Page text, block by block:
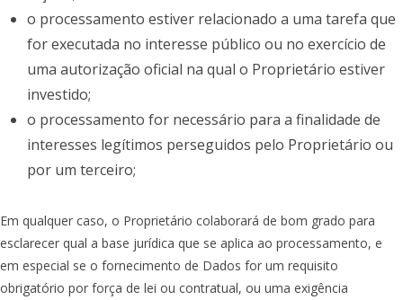
o processamento estiver relacionado a uma tarefa que
for executada no interesse público ou no exercício de
uma autorização oficial na qual o Proprietário estiver
investido;
o processamento for necessário para a finalidade de
interesses legítimos perseguidos pelo Proprietário ou
por um terceiro;
Em qualquer caso, o Proprietário colaborará de bom grado para
esclarecer qual a base jurídica que se aplica ao processamento, e
em especial se o fornecimento de Dados for um requisito
obrigatório por força de lei ou contratual, ou uma exigência